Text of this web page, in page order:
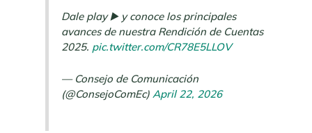
Dale play ▶️ y conoce los principales
avances de nuestra Rendición de Cuentas
2025. pic.twitter.com/CR78E5LLOV
— Consejo de Comunicación
(@ConsejoComEc) April 22, 2026